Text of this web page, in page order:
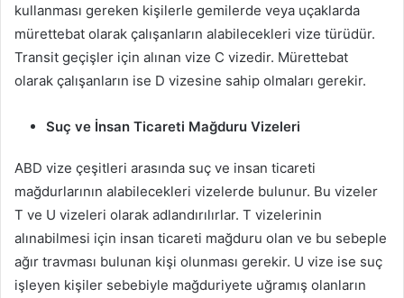
kullanması gereken kişilerle gemilerde veya uçaklarda
mürettebat olarak çalışanların alabilecekleri vize türüdür.
Transit geçişler için alınan vize C vizedir. Mürettebat
olarak çalışanların ise D vizesine sahip olmaları gerekir.
Suç ve İnsan Ticareti Mağduru Vizeleri
ABD vize çeşitleri arasında suç ve insan ticareti
mağdurlarının alabilecekleri vizelerde bulunur. Bu vizeler
T ve U vizeleri olarak adlandırılırlar. T vizelerinin
alınabilmesi için insan ticareti mağduru olan ve bu sebeple
ağır travması bulunan kişi olunması gerekir. U vize ise suç
işleyen kişiler sebebiyle mağduriyete uğramış olanların